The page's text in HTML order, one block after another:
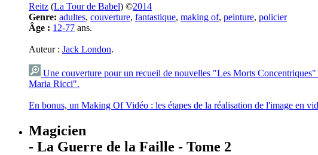
Reitz (La Tour de Babel) ©2014
Genre: adultes, couverture, fantastique, making of, peinture, policier
Âge : 12-77 ans.
Auteur : Jack London.
Une couverture pour un recueil de nouvelles "Les Morts
Maria Ricci".
En bonus, un Making Of Vidéo : les étapes de la réalisation de l'image en
Magicien
- La Guerre de la Faille - Tome 2